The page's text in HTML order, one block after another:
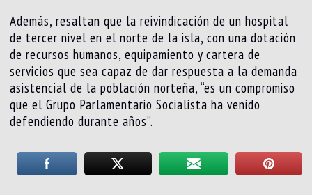
Además, resaltan que la reivindicación de un hospital
de tercer nivel en el norte de la isla, con una dotación
de recursos humanos, equipamiento y cartera de
servicios que sea capaz de dar respuesta a la demanda
asistencial de la población norteña, “es un compromiso
que el Grupo Parlamentario Socialista ha venido
defendiendo durante años”.